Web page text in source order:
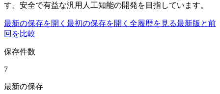
す。安全で有益な汎用人工知能の開発を目指しています。
最新の保存を開く 最初の保存を開く 全履歴を見る最新版と前
回を比較
保存件数
7
最新の保存